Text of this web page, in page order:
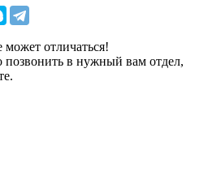
может отличаться!
позвонить в нужный вам отдел,